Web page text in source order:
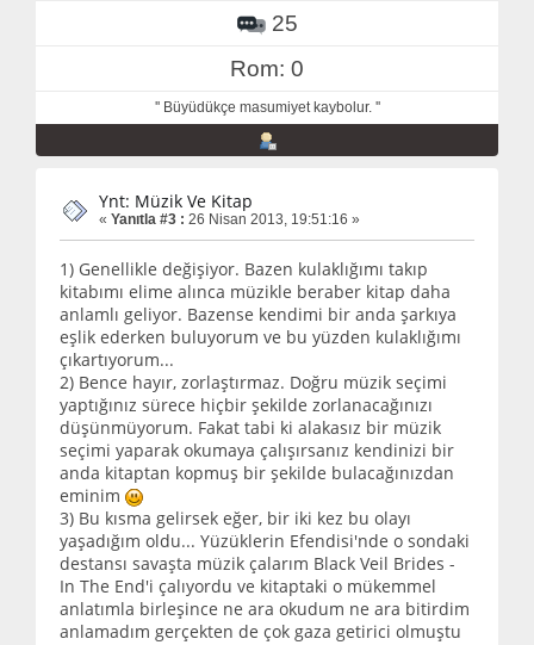
25
Rom: 0
'' Büyüdükçe masumiyet kaybolur. ''
Ynt: Müzik Ve Kitap
« Yanıtla #3 : 26 Nisan 2013, 19:51:16 »
1) Genellikle değişiyor. Bazen kulaklığımı takıp
kitabımı elime alınca müzikle beraber kitap daha
anlamlı geliyor. Bazense kendimi bir anda şarkıya
eşlik ederken buluyorum ve bu yüzden kulaklığımı
çıkartıyorum...
2) Bence hayır, zorlaştırmaz. Doğru müzik seçimi
yaptığınız sürece hiçbir şekilde zorlanacağınızı
düşünmüyorum. Fakat tabi ki alakasız bir müzik
seçimi yaparak okumaya çalışırsanız kendinizi bir
anda kitaptan kopmuş bir şekilde bulacağınızdan
eminim
3) Bu kısma gelirsek eğer, bir iki kez bu olayı
yaşadığım oldu... Yüzüklerin Efendisi'nde o sondaki
destansı savaşta müzik çalarım Black Veil Brides -
In The End'i çalıyordu ve kitaptaki o mükemmel
anlatımla birleşince ne ara okudum ne ara bitirdim
anlamadım gerçekten de çok gaza getirici olmuştu